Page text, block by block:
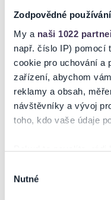
Zodpovědné
My a naši 1022
např. číslo IP) pomocí
cookie pro uchování a
zařízení, abychom
reklamy a obsah,
návštěvníky a vývoj
toho, kdo vaše údaje
Pokud to povolíte, rádi
které mohou být
souhlasu
Nutné
Celou řadu známých písní
obrátkách.
Přijďte se vychutnat
hlavně s upřímnou touhou
Ticketportal
zakoupených